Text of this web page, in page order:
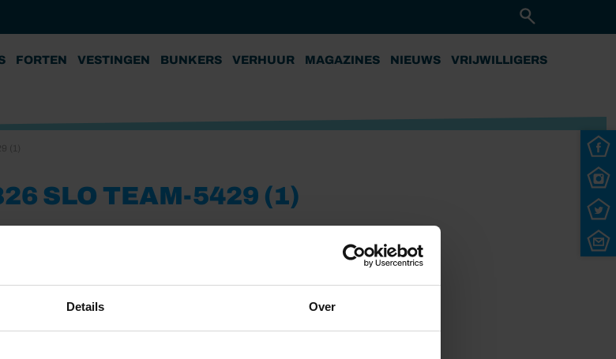
Details Over
FORTEN VESTINGEN BUNKERS VERHUUR MAGAZINES NIEUWS VRIJWILLIGERS
SLO TEAM-5429 (1)